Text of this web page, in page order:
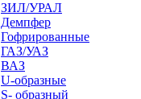
ЗИЛ/УРАЛ
Демпфер
Гофрированные
ГАЗ/УАЗ
ВАЗ
U-образные
S- образный